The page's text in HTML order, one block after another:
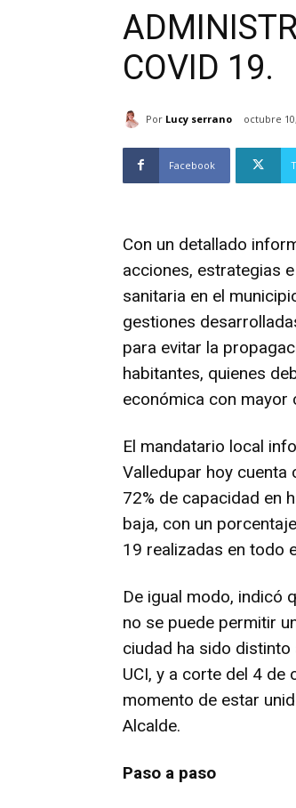
COVID 19.
Por Lucy serrano octubre
Facebook
Con un detallado
acciones, estrategias
sanitaria en el
gestiones
para evitar la
habitantes, quienes
económica con
El mandatario local
Valledupar hoy cuenta
72% de capacidad en
baja, con un
19 realizadas en todo
De igual modo, indicó
no se puede permitir
ciudad ha sido distinto
UCI, y a corte del 4 de
momento de estar
Alcalde.
Paso a paso